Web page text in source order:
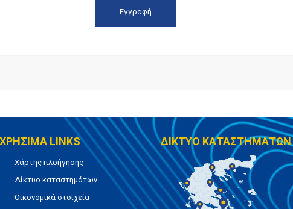
ΧΡΗΣΙΜΑ LINKS
Χάρτης πλοήγησης
Δίκτυο καταστημάτων
Οικονομικά στοιχεία
ΔΙΚΤΥΟ ΚΑΤΑΣΤΗΜΑΤΩΝ